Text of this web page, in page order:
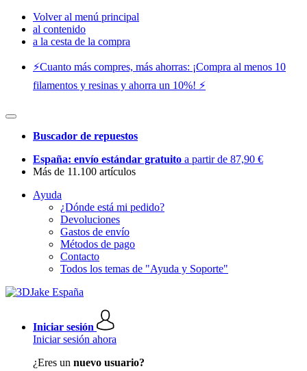
Volver al menú principal
al contenido
a la cesta de la compra
⚡️Cuanto más compres, más ahorras: ¡Compra al menos 10
filamentos y resinas y ahorra un 10%! ⚡️
Buscador de repuestos
España: envío estándar gratuito a partir de 87,90 €
Más de 11.100 artículos
Ayuda
¿Dónde está mi pedido?
Devoluciones
Gastos de envío
Métodos de pago
Contacto
Todos los temas de "Ayuda y Soporte"
Iniciar sesión
Iniciar sesión ahora
¿Eres un nuevo usuario?